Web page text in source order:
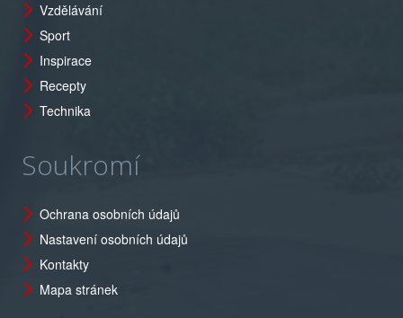
Vzdělávání
Sport
Inspirace
Recepty
Technika
Soukromí
Ochrana osobních údajů
Nastavení osobních údajů
Kontakty
Mapa stránek